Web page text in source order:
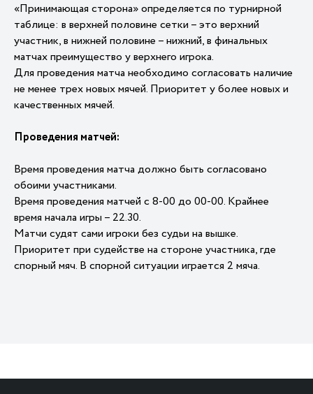
«Принимающая сторона» определяется по турнирной
таблице: в верхней половине сетки – это верхний
участник, в нижней половине – нижний, в финальных
матчах преимущество у верхнего игрока.
Для проведения матча необходимо согласовать наличие
не менее трех новых мячей. Приоритет у более новых и
качественных мячей.
Проведения матчей:
Время проведения матча должно быть согласовано
обоими участниками.
Время проведения матчей с 8-00 до 00-00. Крайнее
время начала игры – 22.30.
Матчи судят сами игроки без судьи на вышке.
Приоритет при судействе на стороне участника, где
спорный мяч. В спорной ситуации играется 2 мяча.